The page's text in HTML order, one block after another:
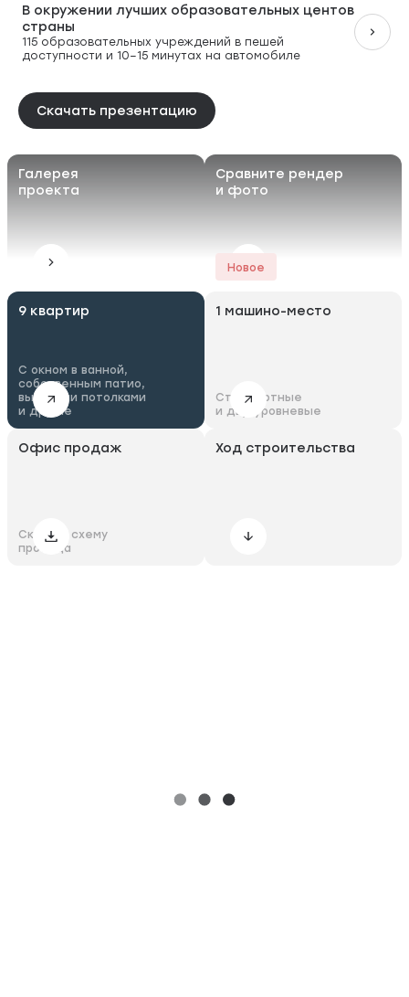
В окружении лучших образовательных центов
страны
115 образовательных учреждений в пешей
доступности и 10–15 минутах на автомобиле
Скачать презентацию
Галерея
проекта
Сравните рендер
и фото
Новое
9 квартир
С окном в ванной,
собственным патио,
высокими потолками
и другие
1 машино-место
Стандартные
и двухуровневые
Офис продаж
Скачать схему
проезда
Ход строительства